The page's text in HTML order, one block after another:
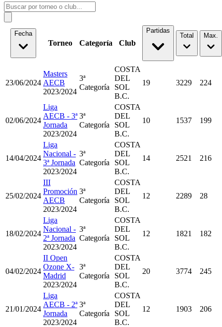
Fecha
Torneo Categoría Club
Partidas
Total Max.
23/06/2024
Masters
AECB
2023/2024
3ª
Categoría
COSTA
DEL
SOL
B.C.
19 3229 224
02/06/2024
Liga
AECB - 3ª
Jornada
2023/2024
3ª
Categoría
COSTA
DEL
SOL
B.C.
10 1537 199
14/04/2024
Liga
Nacional -
3ª Jornada
2023/2024
3ª
Categoría
COSTA
DEL
SOL
B.C.
14 2521 216
25/02/2024
III
Promoción
AECB
2023/2024
3ª
Categoría
COSTA
DEL
SOL
B.C.
12 2289 28
18/02/2024
Liga
Nacional -
2ª Jornada
2023/2024
3ª
Categoría
COSTA
DEL
SOL
B.C.
12 1821 182
04/02/2024
II Open
Ozone X-
Madrid
2023/2024
3ª
Categoría
COSTA
DEL
SOL
B.C.
20 3774 245
21/01/2024
Liga
AECB - 2ª
Jornada
2023/2024
3ª
Categoría
COSTA
DEL
SOL
B.C.
12 1903 206